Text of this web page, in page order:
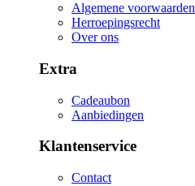
Algemene voorwaarden
Herroepingsrecht
Over ons
Extra
Cadeaubon
Aanbiedingen
Klantenservice
Contact